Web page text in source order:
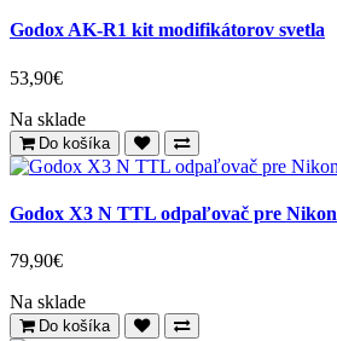
Godox AK-R1 kit modifikátorov svetla
53,90€
Na sklade
Do košíka
Godox X3 N TTL odpaľovač pre Nikon
79,90€
Na sklade
Do košíka